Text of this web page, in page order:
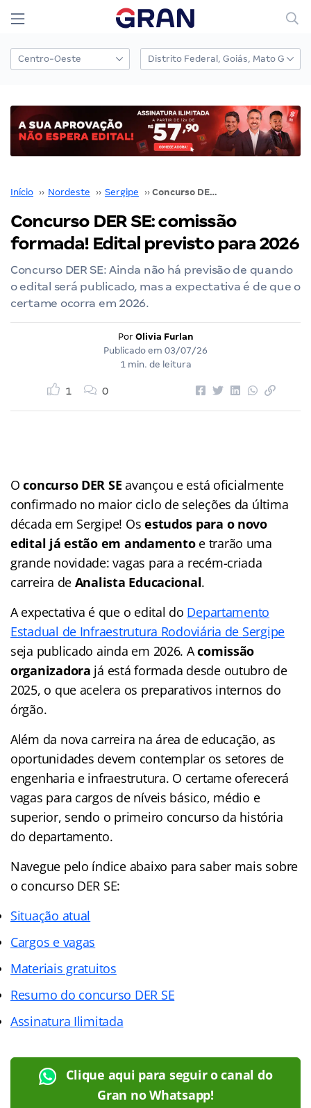
Início ›› Nordeste ›› Sergipe ›› Concurso DER SE: comissão formada! Edital previsto para 2026
Concurso DER SE: comissão
formada! Edital previsto para 2026
Concurso DER SE: Ainda não há previsão de quando
o edital será publicado, mas a expectativa é de que o
certame ocorra em 2026.
Por Olivia Furlan
Publicado em 03/07/26
1 min. de leitura
1 0
Oconcurso DER SE avançou e está oficialmente
confirmado no maior ciclo de seleções da última
década em Sergipe! Osestudos para o novo
edital já estão em andamentoe trarão uma
grande novidade: vagas para a recém-criada
carreira de Analista Educacional.
A expectativa é que o edital do Departamento
Estadual de Infraestrutura Rodoviária de Sergipe
seja publicado ainda em 2026. Acomissão
organizadora já está formada desde outubro de
2025, o que acelera os preparativos internos do
órgão.
Além da nova carreira na área de educação, as
oportunidades devem contemplar os setores de
engenharia e infraestrutura. O certame oferecerá
vagas para cargos de níveis básico, médio e
superior, sendo o primeiro concurso da história
do departamento.
Navegue pelo índice abaixo para saber mais sobre
o concurso DER SE:
Situação atual
Cargos e vagas
Materiais gratuitos
Resumo do concurso DER SE
Assinatura Ilimitada
Clique aqui para seguir o canal do
Gran no Whatsapp!